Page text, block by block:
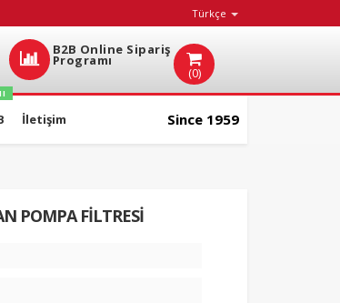
Türkçe
B2B Online Sipariş
Programı
(0)
İletişim Since 1959
POMPA FİLTRESİ